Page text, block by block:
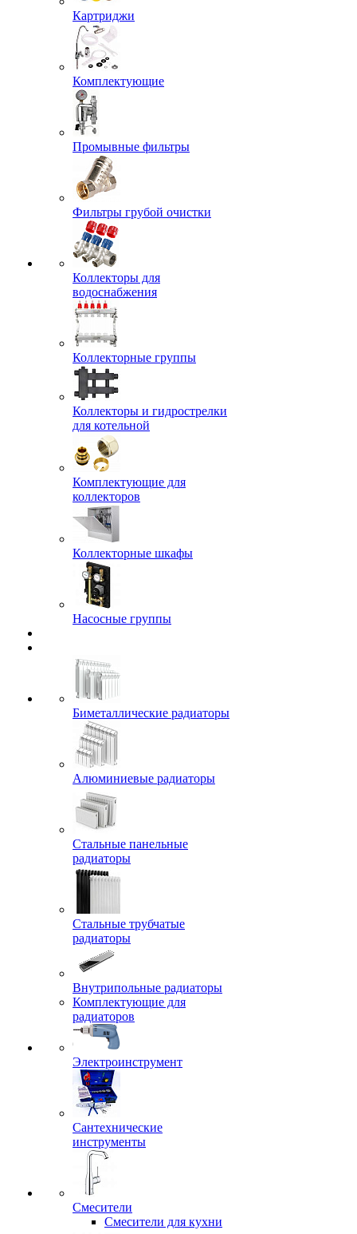
Картриджи
Комплектующие
Промывные фильтры
Фильтры грубой очистки
Коллекторы для
водоснабжения
Коллекторные группы
Коллекторы и гидрострелки
для котельной
Комплектующие для
коллекторов
Коллекторные шкафы
Насосные группы
Биметаллические радиаторы
Алюминиевые радиаторы
Стальные панельные
радиаторы
Стальные трубчатые
радиаторы
Внутрипольные радиаторы
Комплектующие для
радиаторов
Электроинструмент
Сантехнические
инструменты
Смесители
Смесители для кухни